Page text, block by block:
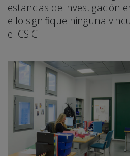
estancias de investigación
ello signifique ninguna
el CSIC.